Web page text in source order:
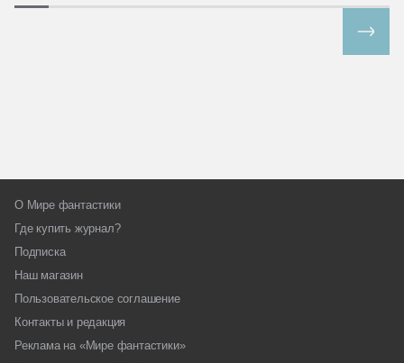
О Мире фантастики
Где купить журнал?
Подписка
Наш магазин
Пользовательское соглашение
Контакты и редакция
Реклама на «Мире фантастики»